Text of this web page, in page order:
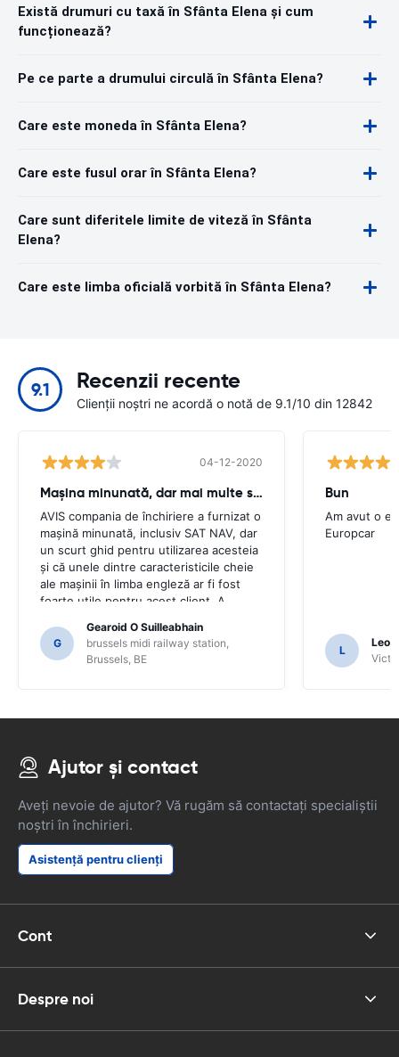
Există drumuri cu taxă în Sfânta Elena și cum
funcționează?
Pe ce parte a drumului circulă în Sfânta Elena?
Care este moneda în Sfânta Elena?
Care este fusul orar în Sfânta Elena?
Care sunt diferitele limite de viteză în Sfânta
Elena?
Care este limba oficială vorbită în Sfânta Elena?
9.1 Recenzii recente
Clienții noștri ne acordă o notă de 9.1/10 din 12842
04-12-2020
Mașina minunată, dar mai multe sfaturi necesare
AVIS compania de închiriere a furnizat o
mașină minunată, inclusiv SAT NAV, dar
un scurt ghid pentru utilizarea acesteia
și că unele dintre caracteristicile cheie
ale mașinii în limba engleză ar fi fost
foarte utile pentru acest client. A
pentru îndrumare și numai pentru că am
putea să nu ne-am dat seama de
funcțiile SAT NAV.
G
Gearoid O Suilleabhain
brussels midi railway station,
Brussels, BE
Bun
Am avut o
Europcar
L
Ajutor și contact
Aveți nevoie de ajutor? Vă rugăm să contactați specialiștii
noștri în închirieri.
Asistență pentru clienți
Cont
Despre noi